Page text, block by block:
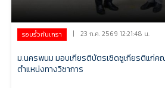
รอบรั้วกันเกรา | 23 ก.ค. 2569 12:21:48 น.
ม.นครพนม มอบเกียรติบัตรเชิดชูเกียรติแก่ค
ตำแหน่งทางวิชาการ